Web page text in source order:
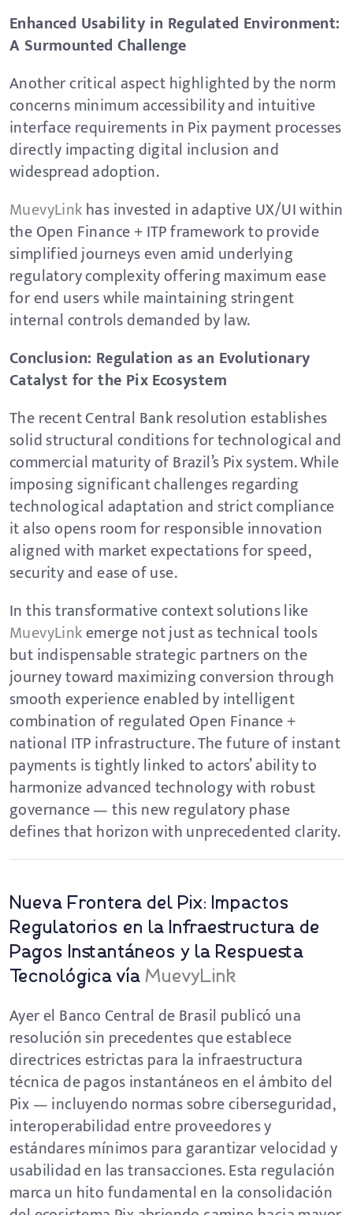
Enhanced Usability in Regulated Environment:
A Surmounted Challenge
Another critical aspect highlighted by the norm
concerns minimum accessibility and intuitive
interface requirements in Pix payment processes
directly impacting digital inclusion and
widespread adoption.
MuevyLinkhas invested in adaptive UX/UI within
the Open Finance + ITP framework to provide
simplified journeys even amid underlying
regulatory complexity offering maximum ease
for end users while maintaining stringent
internal controls demanded by law.
Conclusion: Regulation as an Evolutionary
Catalyst for the Pix Ecosystem
The recent Central Bank resolution establishes
solid structural conditions for technological and
commercial maturity of Brazil’s Pix system. While
imposing significant challenges regarding
technological adaptation and strict compliance
it also opens room for responsible innovation
aligned with market expectations for speed,
security and ease of use.
In this transformative context solutions like
MuevyLinkemerge not just as technical tools
but indispensable strategic partners on the
journey toward maximizing conversion through
smooth experience enabled by intelligent
combination of regulated Open Finance +
national ITP infrastructure. The future of instant
payments is tightly linked to actors’ ability to
harmonize advanced technology with robust
governance — this new regulatory phase
defines that horizon with unprecedented clarity.
Nueva Frontera del Pix: Impactos
Regulatorios en la Infraestructura de
Pagos Instantáneos y la Respuesta
Tecnológica vía MuevyLink
Ayer el Banco Central de Brasil publicó una
resolución sin precedentes que establece
directrices estrictas para la infraestructura
técnica de pagos instantáneos en el ámbito del
Pix — incluyendo normas sobre ciberseguridad,
interoperabilidad entre proveedores y
estándares mínimos para garantizar velocidad y
usabilidad en las transacciones. Esta regulación
marca un hito fundamental en la consolidación